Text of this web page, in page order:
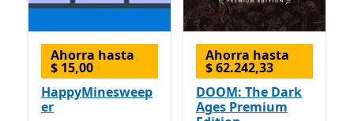
Ahorra hasta
$ 15,00
HappyMinesweep
er
Ahorra hasta
$ 62.242,33
DOOM: The Dark
Ages Premium